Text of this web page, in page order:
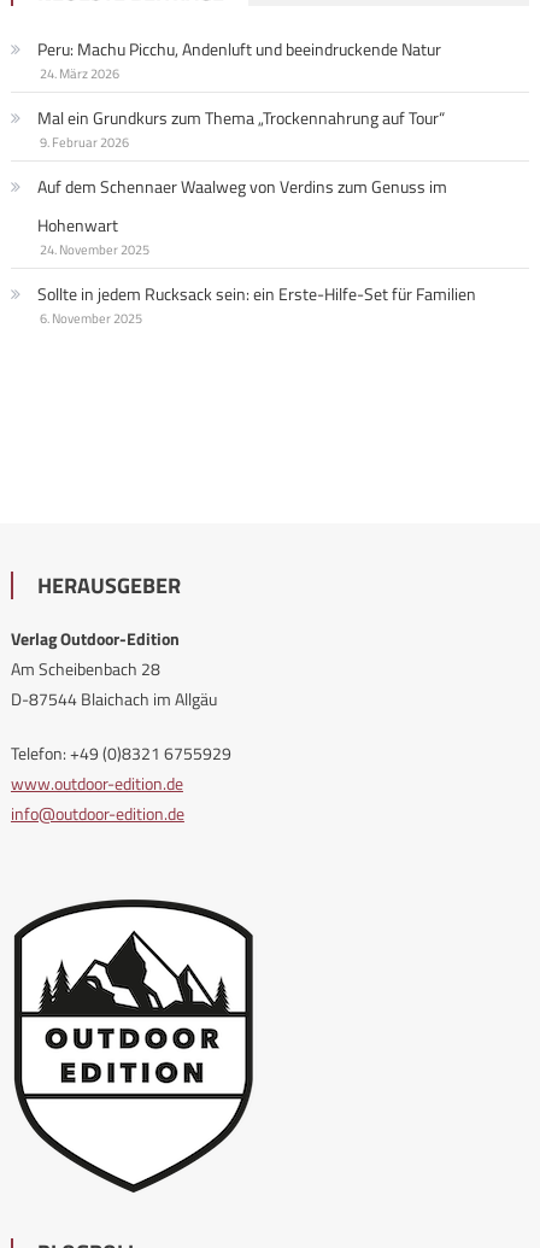
Peru: Machu Picchu, Andenluft und beeindruckende Natur
24. März 2026
Mal ein Grundkurs zum Thema „Trockennahrung auf Tour“
9. Februar 2026
Auf dem Schennaer Waalweg von Verdins zum Genuss im
Hohenwart
24. November 2025
Sollte in jedem Rucksack sein: ein Erste-Hilfe-Set für Familien
6. November 2025
HERAUSGEBER
Verlag Outdoor-Edition
Am Scheibenbach 28
D-87544 Blaichach im Allgäu
Telefon: +49 (0)8321 6755929
www.outdoor-edition.de
info@outdoor-edition.de